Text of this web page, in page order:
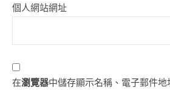
個人網站網址
在瀏覽器中儲存顯示名稱、電子郵件